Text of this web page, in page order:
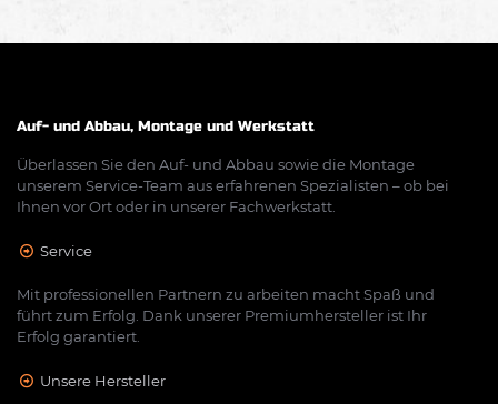
Auf- und Abbau, Montage und Werkstatt
Überlassen Sie den Auf- und Abbau sowie die Montage
unserem Service-Team aus erfahrenen Spezialisten – ob bei
Ihnen vor Ort oder in unserer Fachwerkstatt.
Service
Mit professionellen Partnern zu arbeiten macht Spaß und
führt zum Erfolg. Dank unserer Premiumhersteller ist Ihr
Erfolg garantiert.
Unsere Hersteller